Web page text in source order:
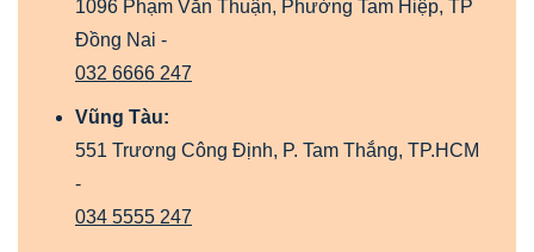
1096 Phạm Văn Thuận, Phường Tam Hiệp, TP
Đồng Nai -
032 6666 247
Vũng Tàu:
551 Trương Công Định, P. Tam Thắng, TP.HCM
-
034 5555 247